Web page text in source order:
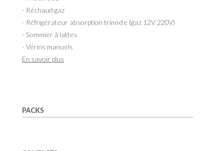
- Réchaud gaz
- Réfrigérateur absorption trimixte (gaz 12V 220V)
- Sommier à lattes
- Vérins manuels
En savoir plus
PACKS